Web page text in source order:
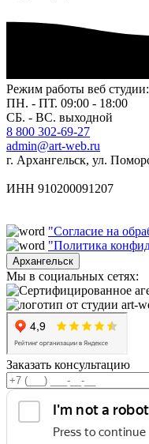
Режим работы веб студии:
ПН. - ПТ. 09:00 - 18:00
СБ. - ВС. выходной
8 800 302-69-27
admin@art-web.ru
г. Архангельск, ул.
ИНН 910200091207
"Согласие на
"Политика
Архангельск
Мы в социальных сетях:
Заказать консультацию